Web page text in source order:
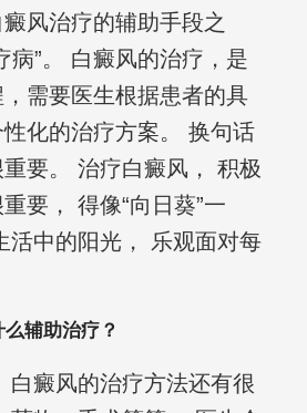
风治疗的辅助手段之
病”。 白癜风的治疗，是
需要医生根据患者的具
化的治疗方案。 换句话
要。 治疗白癜风， 积极
要， 得像“向日葵”一
活中的阳光， 乐观面对每
辅助治疗？
白癜风的治疗方法还有很